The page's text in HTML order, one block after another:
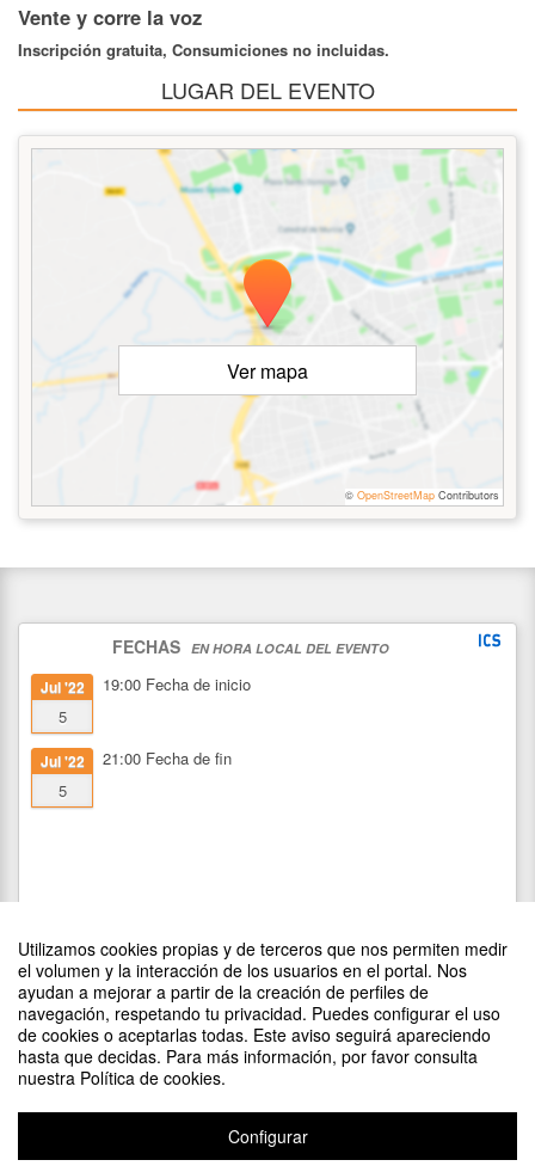
Utilizamos cookies propias y de terceros que nos permiten medir
el volumen y la interacción de los usuarios en el portal. Nos
ayudan a mejorar a partir de la creación de perfiles de
navegación, respetando tu privacidad. Puedes configurar el uso
de cookies o aceptarlas todas. Este aviso seguirá apareciendo
hasta que decidas. Para más información, por favor consulta
nuestra Política de cookies.
Configurar
Vente y corre la voz
Inscripción gratuita, Consumiciones no incluidas.
LUGAR DEL EVENTO
Ver mapa
© OpenStreetMap Contributors
FECHAS EN HORA LOCAL DEL EVENTO
Jul '22
5
19:00 Fecha de inicio
Jul '22
5
21:00 Fecha de fin
DIFUNDE TU EVENTO PONIENDO EL SIGUIENTE CÓDIGO
EN TU SITIO